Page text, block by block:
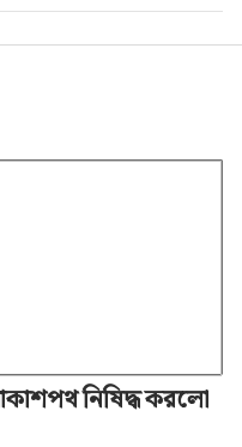
নিষিদ্ধ করলো